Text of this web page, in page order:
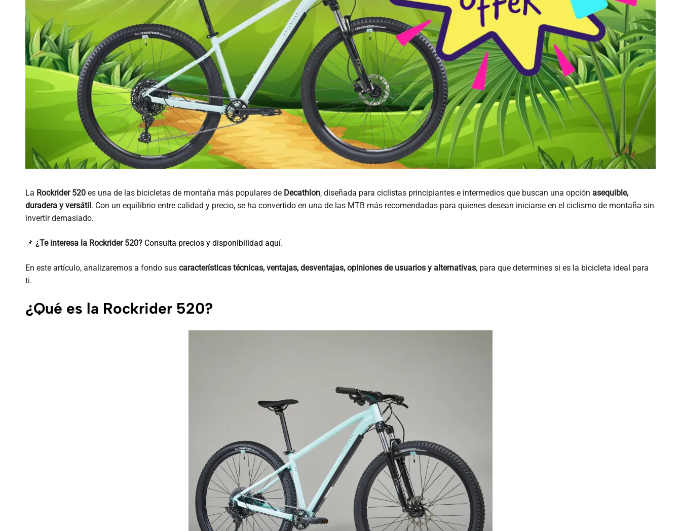
La Rockrider 520 es una de las bicicletas de montaña más populares de Decathlon, diseñada para ciclistas principiantes e intermedios que buscan una opción asequible,
duradera y versátil. Con un equilibrio entre calidad y precio, se ha convertido en una de las MTB más recomendadas para quienes desean iniciarse en el ciclismo de montaña sin
invertir demasiado.
📌 ¿Te interesa la Rockrider 520? Consulta precios y disponibilidad aquí.
En este artículo, analizaremos a fondo sus características técnicas, ventajas, desventajas, opiniones de usuarios y alternativas, para que determines si es la bicicleta ideal para
ti.
¿Qué es la Rockrider 520?